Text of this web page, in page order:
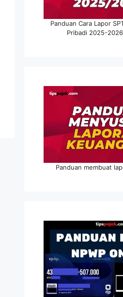
Panduan Cara Lapor
Pribadi 2025-
Panduan membuat